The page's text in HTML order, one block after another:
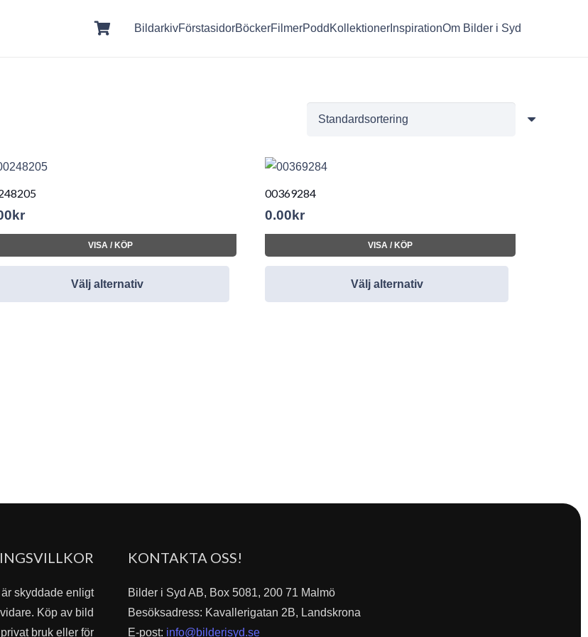
BildarkivFörstasidorBöckerFilmerPodd Kollektioner InspirationOm Bilder i Syd
kr
VISA / KÖP
Välj alternativ
00369284
0.00 kr
VISA / KÖP
Välj alternativ
skyddade enligt
Köp av bild
bruk eller för
KONTAKTA OSS!
Bilder i Syd AB, Box 5081, 200 71 Malmö
Besöksadress: Kavallerigatan 2B, Landskrona
E-post: info@bilderisyd.se